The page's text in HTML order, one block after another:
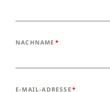
NACHNAME
E-MAIL-ADRESSE